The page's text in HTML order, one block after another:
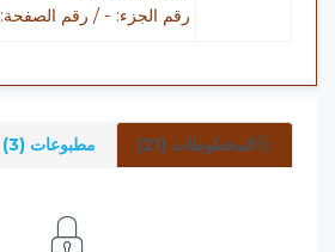
رقم الجزء: - / رقم الصفحة: 16
المخطوطات (21) مطبوعات (3)